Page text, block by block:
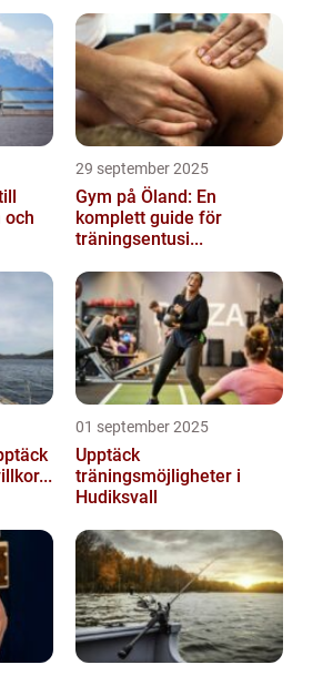
och
29 september 2025
Gym på Öland: En
komplett guide för
träningsentusi...
01 september 2025
Upptäck
träningsmöjligheter i
Hudiksvall